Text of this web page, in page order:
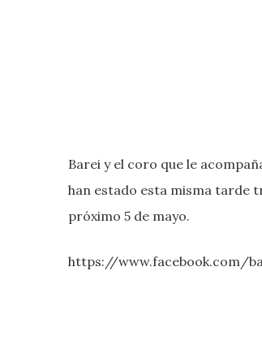
Barei y el coro que le
han estado esta misma tarde
próximo 5 de mayo.
https://www.facebook.com/